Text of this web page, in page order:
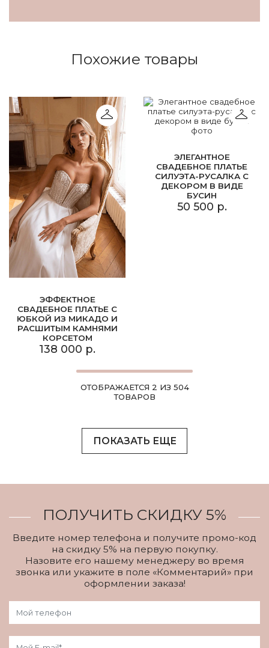
Похожие товары
ЭФФЕКТНОЕ
СВАДЕБНОЕ ПЛАТЬЕ С
ЮБКОЙ ИЗ МИКАДО И
РАСШИТЫМ КАМНЯМИ
КОРСЕТОМ
138 000 р.
ЭЛЕГАНТНОЕ
СВАДЕБНОЕ ПЛАТЬЕ
СИЛУЭТА-РУСАЛКА С
ДЕКОРОМ В ВИДЕ
БУСИН
50 500 р.
ОТОБРАЖАЕТСЯ 2 ИЗ 504
ТОВАРОВ
ПОКАЗАТЬ ЕЩЕ
ПОЛУЧИТЬ СКИДКУ 5%
Введите номер телефона и получите промо-код
на скидку 5% на первую покупку.
Назовите его нашему менеджеру во время
звонка или укажите в поле «Комментарий» при
оформлении заказа!